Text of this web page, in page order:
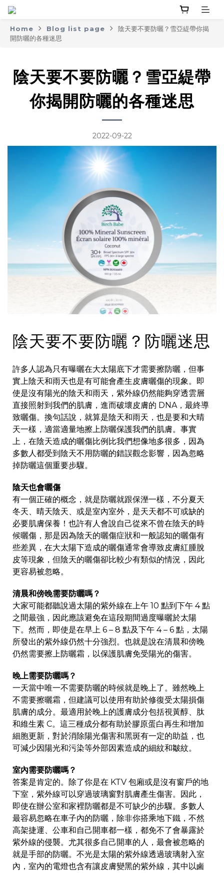
Home Blog list page
陰天要不要防曬？雪亞緹帶你揭
開防曬的各種迷思
陰天要不要防曬？雪亞緹帶
你揭開防曬的各種迷思
2022-09-22
陰天要不要防曬？防曬迷思
許多人認為只有曝曬在大太陽底下才需要擦防曬，但事
實上陰天和雨天也是有可能會產生皮膚曬傷的現象。即
使是沒有陽光的陰天和雨天，紫外線仍然能夠穿透雲層
直接照射到我們的肌膚，進而破壞皮膚的 DNA，最終導
致曬傷。換句話說，就算是陰天和雨天，也是要和大晴
天一樣，適當適量地擦上防曬保護我們的肌膚。事實
上，在陰天造成的曬傷比例比我們想像地多很多，因為
多數人都受到陰天不用防曬的錯誤觀念影響，因為忽略
掉防曬這個重要步驟。
陰天也會曬傷
有一個正確的概念，就是防曬就跟保溼一樣，不分夏天
冬天、晴天陰天、或是室內室外，是天天都不可或缺的
必要肌膚保養！也許有人會說自己從來不曾在陰天的時
候曬傷，那是因為陰天的曬傷症狀和一般認知的曬傷有
些差異，在大太陽下造成的曬傷通常會導致皮膚紅腫脫
皮等現象，但陰天的曬傷卻比較少有類似的情況，因此
更容易被忽略。
清晨和傍晚需要防曬嗎？
大家可能都聽說過太陽的紫外線在上午 10 點到下午 4 點
之間最強，因此應該避免在這段期間過度曝曬於太陽
下。然而，即使是在早上 6 – 8 點及下午 4 – 6 點，太陽
所發出的紫外線仍然十分強烈。也就是說在清晨和傍晚
仍然需要擦上防曬霜，以保護肌膚免受陽光的傷害。
晚上需要防曬嗎？
一天當中唯一不需要防曬的時候就是晚上了。雖然晚上
不需要擦曬霜，但建議可以使用有助於修復受太陽損傷
肌膚的成分。最適用於晚上的護膚成分包括視黃醇、肽
和維生素 C。這三種成分都有助於膠原蛋白再生和增加
細胞更新，對於消除陽光傷害和黑斑有一定的助益，也
可減少因陽光和污染等外部因素造成的細紋和皺紋。
室內需要防曬嗎？
答案是肯定的。除了你是在 KTV 包廂或是沒有窗戶的地
下室，紫外線可以穿過玻璃窗對肌膚產生傷害。因此，
即使在辦公室和家裡防曬都是不可缺少的步驟。多數人
最容易忽略在車子內的防曬，除非你搭乘地下鐵，不然
高架捷運、公車和自己開車都一樣，都免不了會暴露於
紫外線的侵襲。尤其很多自己開車的人，最會被忽略的
就是手部的防曬。不光是太陽的紫外線透過玻璃射入室
內，室內的電燈也含有讓皮膚變黑的紫外線，其中以鹵